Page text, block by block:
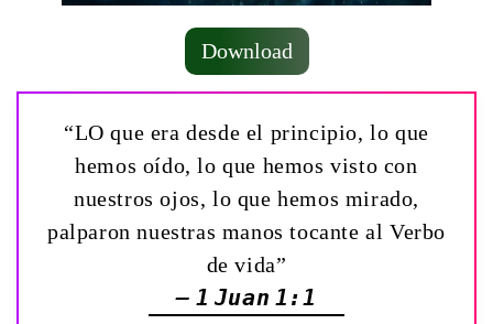
Download
“LO que era desde el principio, lo que
hemos oído, lo que hemos visto con
nuestros ojos, lo que hemos mirado,
palparon nuestras manos tocante al Verbo
de vida”
— 1 Juan 1:1